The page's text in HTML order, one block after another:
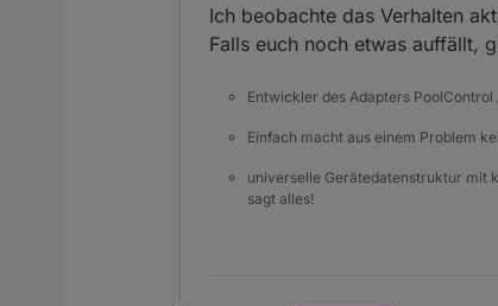
Ich beobachte das Verhalten
Falls euch noch etwas auffällt,
Entwickler des Adapters
Einfach macht aus einem Problem
universelle Gerätedatenstruktur mit
sagt alles!